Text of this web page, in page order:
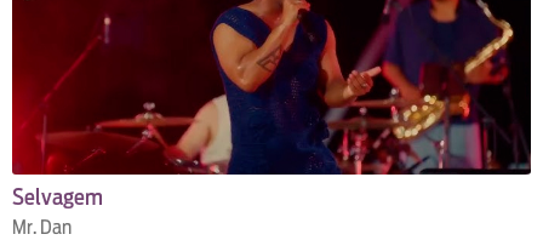
Selvagem
Mr. Dan